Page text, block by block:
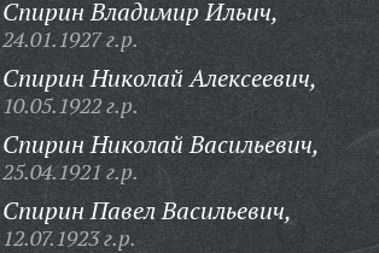
Спирин Владимир Ильич,
24.01.1927 г.р.
Спирин Николай Алексеевич,
10.05.1922 г.р.
Спирин Николай Васильевич,
25.04.1921 г.р.
Спирин Павел Васильевич,
12.07.1923 г.р.